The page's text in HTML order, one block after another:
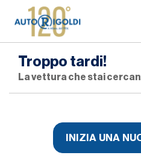
Troppo tardi!
La vettura che stai
INIZIA UNA